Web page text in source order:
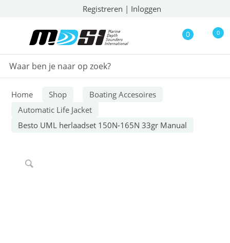
Registreren | Inloggen
0 0
Home Shop
Boating Accesoires
Automatic Life Jacket
Besto UML herlaadset 150N-165N 33gr Manual